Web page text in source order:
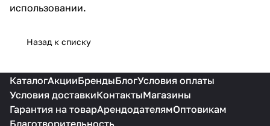
использовании.
Назад к списку
КаталогАкцииБрендыБлогУсловия оплаты
Условия доставкиКонтактыМагазины
Гарантия на товарАрендодателямОптовикам
Благотворительность